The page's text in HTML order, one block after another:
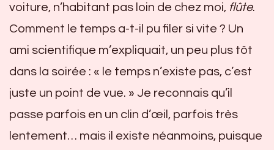
voiture, n’habitant pas loin de chez moi, flûte.
Comment le temps a-t-il pu filer si vite ? Un
ami scientifique m’expliquait, un peu plus tôt
dans la soirée : « le temps n’existe pas, c’est
juste un point de vue. » Je reconnais qu’il
passe parfois en un clin d’œil, parfois très
lentement… mais il existe néanmoins, puisque